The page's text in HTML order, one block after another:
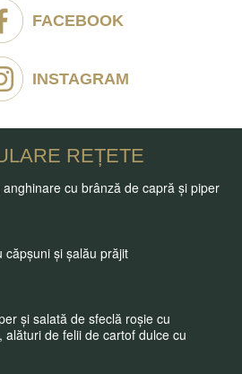
FACEBOOK
INSTAGRAM
REȚETE
cu brânză de capră și piper
căpșuni și șalău prăjit
și salată de sfeclă roșie cu
alături de felii de cartof dulce cu